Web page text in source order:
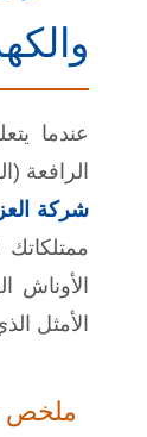
عندما
الرافعة
شركة
الأوناش
الأمثل
ملخص